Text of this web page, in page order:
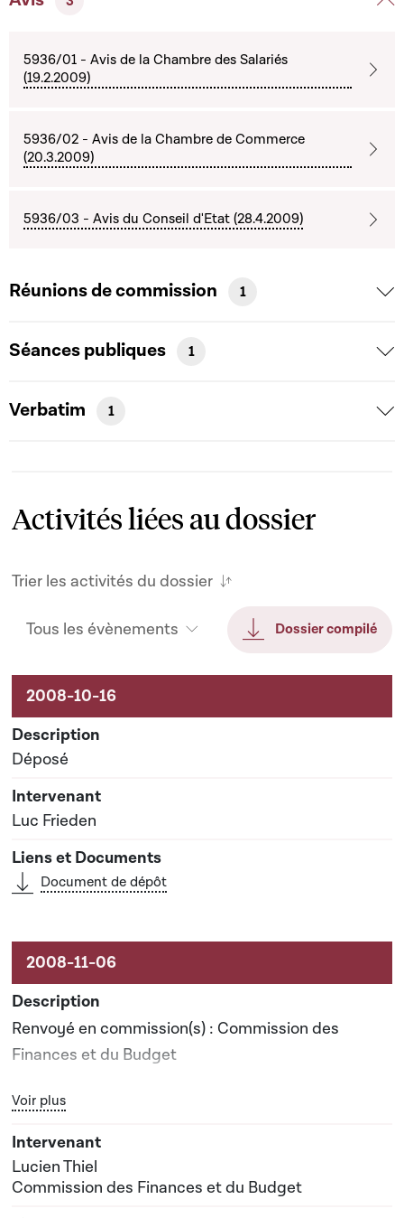
5936/01 - Avis de la Chambre des Salariés
(19.2.2009)
5936/02 - Avis de la Chambre de Commerce
(20.3.2009)
5936/03 - Avis du Conseil d'Etat (28.4.2009)
Réunions de commission 1
Séances publiques 1
Verbatim 1
Activités liées au dossier
Trier les activités du dossier
Tous les évènements Dossier compilé
Activités liées au dossier
Déposé
Luc Frieden
Document de dépôt
Renvoyé en commission(s) : Commission des
Finances et du Budget
Rapporteur(s) : Monsieur Lucien Thiel
Date prévisionnelle du rapport de commission : 30-
04-2009
Bouton graphique servant à afficher ou cacher tous les
Voir plus
Lucien Thiel
Commission des Finances et du Budget